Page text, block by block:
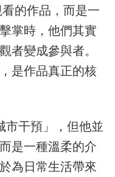
的作品，而是一
掌時，他們其實
者變成參與者。
是作品真正的核
市干預」，但他並
是一種溫柔的介
為日常生活帶來